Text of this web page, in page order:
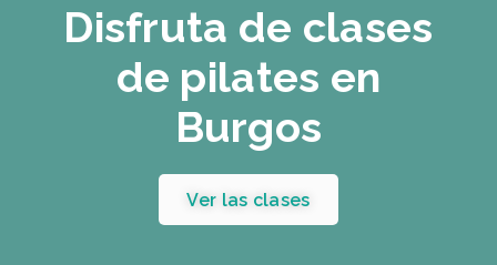
Disfruta de clases
de pilates en
Burgos
Ver las clases